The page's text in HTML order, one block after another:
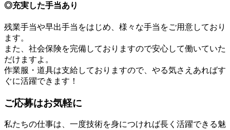
◎充実した手当あり
残業手当や早出手当をはじめ、様々な手当をご用意しており
ます。
また、社会保険を完備しておりますので安心して働いていた
だけますよ。
作業服・道具は支給しておりますので、やる気さえあればす
ぐに活躍できます！
ご応募はお気軽に
私たちの仕事は、一度技術を身につければ長く活躍できる魅